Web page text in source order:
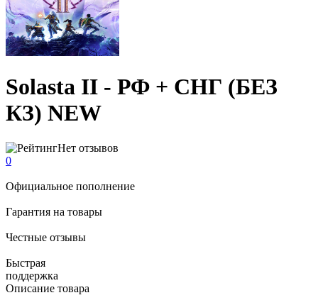
Solasta II - РФ + СНГ (БЕЗ
КЗ) NEW
Нет отзывов
0
Официальное пополнение
Гарантия на товары
Честные отзывы
Быстрая
поддержка
Описание товара